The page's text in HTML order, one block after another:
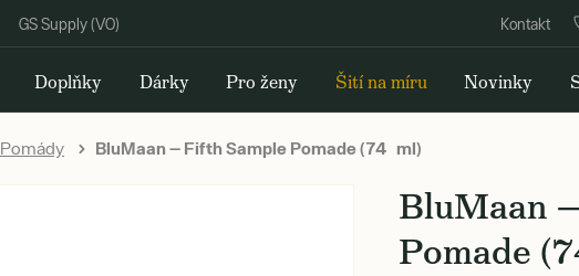
GS Supply (VO) Kontakt
Doplňky Dárky Pro ženy Šití na míru Novinky
Pomády BluMaan — Fifth Sample Pomade (74 ml)
BluMaan
Pomade